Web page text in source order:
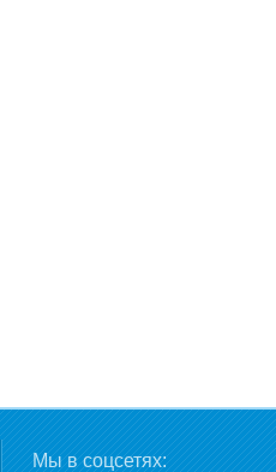
Мы в соцсетях: